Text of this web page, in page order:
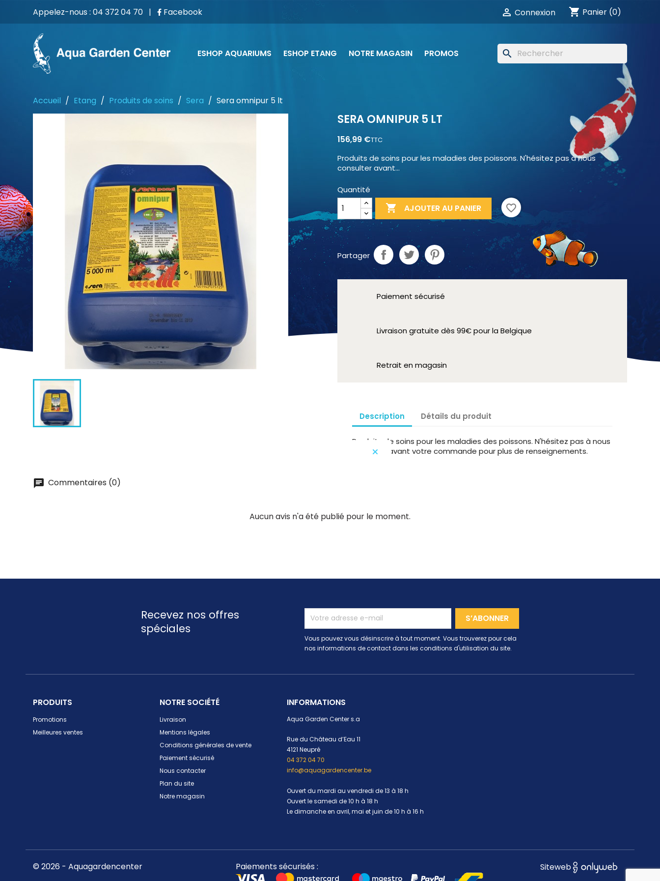
Appelez-nous : 04 372 04 70 | Facebook  Connexion shopping_cart Panier (0)
ESHOP AQUARIUMS ESHOP ETANG NOTRE MAGASIN PROMOS search
Accueil Etang Produits de soins Sera Sera omnipur 5 lt
SERA OMNIPUR 5 LT
156,99 €TTC
Produits de soins pour les maladies des poissons. N'hésitez pas à nous
consulter avant...
Quantité
 AJOUTER AU PANIER favorite_border
Partager
Paiement sécurisé
Livraison gratuite dès 99€ pour la Belgique
Retrait en magasin
Description Détails du produit
Produits de soins pour les maladies des poissons. N'hésitez pas à nous
consulter avant votre commande pour plus de renseignements.
Commentaires (0)
Aucun avis n'a été publié pour le moment.
Recevez nos offres
spéciales
Vous pouvez vous désinscrire à tout moment. Vous trouverez pour cela
nos informations de contact dans les conditions d'utilisation du site.
PRODUITS
Promotions
Meilleures ventes
NOTRE SOCIÉTÉ
Livraison
Mentions légales
Conditions générales de vente
Paiement sécurisé
Nous contacter
Plan du site
Notre magasin
INFORMATIONS
Aqua Garden Center s.a
Rue du Château d’Eau 11
4121 Neupré
04 372 04 70
info@aquagardencenter.be
Ouvert du mardi au vendredi de 13 à 18 h
Ouvert le samedi de 10 h à 18 h
Le dimanche en avril, mai et juin de 10 h à 16 h
© 2026 - Aquagardencenter Paiements sécurisés : Siteweb